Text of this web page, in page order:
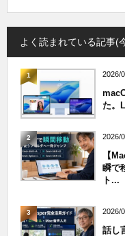
よく読まれている記事(
1 2026/
た。
2 2026/
【
瞬で
ト...
3 2026/
話し